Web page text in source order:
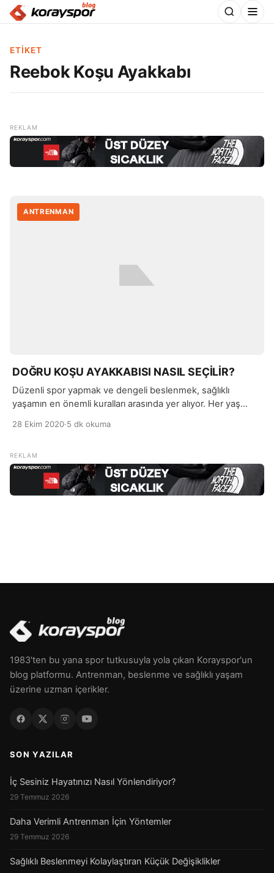
ETIKET
Reebok Koşu Ayakkabı
ANTRENMAN
DOĞRU KOŞU AYAKKABISI NASIL SEÇİLİR?
Düzenli spor yapmak ve dengeli beslenmek, sağlıklı
yaşamın en önemli kuralları arasında yer alıyor. Her yaş
ekipman gerektirmeyen kolay uygulanan sporlardan biridir.
28 Ekim 2020·5 dk okuma
1983'ten bu yana spor tutkusuyla yola çıkan Korayspor'un
blog platformu. Antrenman, beslenme ve sağlıklı yaşam
üzerine uzman içerikler.
SON YAZILAR
İç Sesiniz Hayatınızı Nasıl Yönlendiriyor?
29 Temmuz 2026
Daha Verimli Antrenman İçin Yöntemler
29 Temmuz 2026
Sağlıklı Beslenmeyi Kolaylaştıran Küçük Değişiklikler